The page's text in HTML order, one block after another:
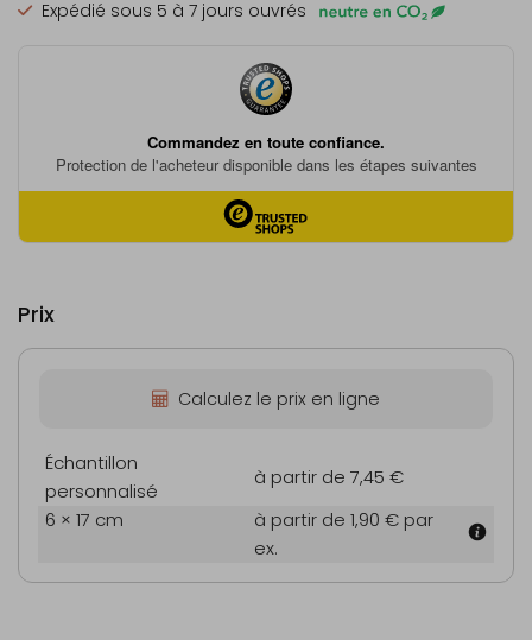
Expédié sous 5 à 7 jours ouvrés
Prix
Calculez le prix en ligne
Échantillon
personnalisé
à partir de 7,45 €
6 × 17 cm
à partir de 1,90 € par
ex.